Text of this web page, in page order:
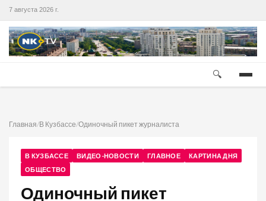
7 августа 2026 г.
🔍
Главная/В Кузбассе/Одиночный пикет журналиста
В КУЗБАССЕ ВИДЕО-НОВОСТИ ГЛАВНОЕ
КАРТИНА ДНЯ
ОБЩЕСТВО
Одиночный пикет